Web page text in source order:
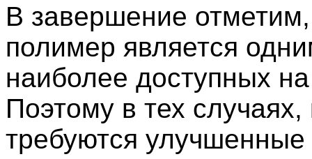
В завершение
полимер является
наиболее доступных
Поэтому в тех случаях,
требуются улучшенные